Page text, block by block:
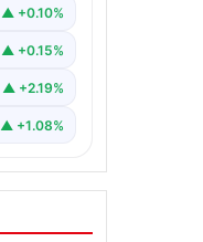
▲ +0.10%
▲ +0.15%
▲ +2.19%
▲ +1.08%